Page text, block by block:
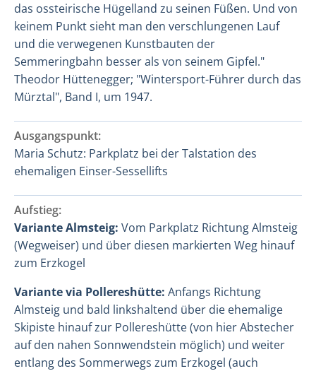
das ossteirische Hügelland zu seinen Füßen. Und von
keinem Punkt sieht man den verschlungenen Lauf
und die verwegenen Kunstbauten der
Semmeringbahn besser als von seinem Gipfel."
Theodor Hüttenegger; "Wintersport-Führer durch das
Mürztal", Band I, um 1947.
Ausgangspunkt:
Maria Schutz: Parkplatz bei der Talstation des
ehemaligen Einser-Sessellifts
Aufstieg:
Variante Almsteig: Vom Parkplatz Richtung Almsteig
(Wegweiser) und über diesen markierten Weg hinauf
zum Erzkogel
Variante via Pollereshütte: Anfangs Richtung
Almsteig und bald linkshaltend über die ehemalige
Skipiste hinauf zur Pollereshütte (von hier Abstecher
auf den nahen Sonnwendstein möglich) und weiter
entlang des Sommerwegs zum Erzkogel (auch